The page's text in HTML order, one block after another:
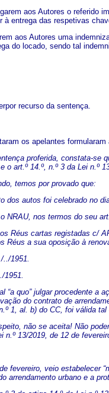
aos Autores o referido
à entrega das respetivas
aos Autores uma
do locado, sendo tal
recurso da sentença.
os apelantes
proferida, constata-se
o art.º 14.º, n.º 3 da Lei n.º
temos por provado que:
dos autos foi celebrado no
NRAU, nos termos do seu
Réus cartas registadas c/
Réus a sua oposição à
../1951.
1951.
“a quo” julgar procedente
do contrato de
1, al. b) do CC, foi válida tal
não se aceita! Não
n.º 13/2019, de 12 de
fevereiro, veio estabelecer
arrendamento urbano e a